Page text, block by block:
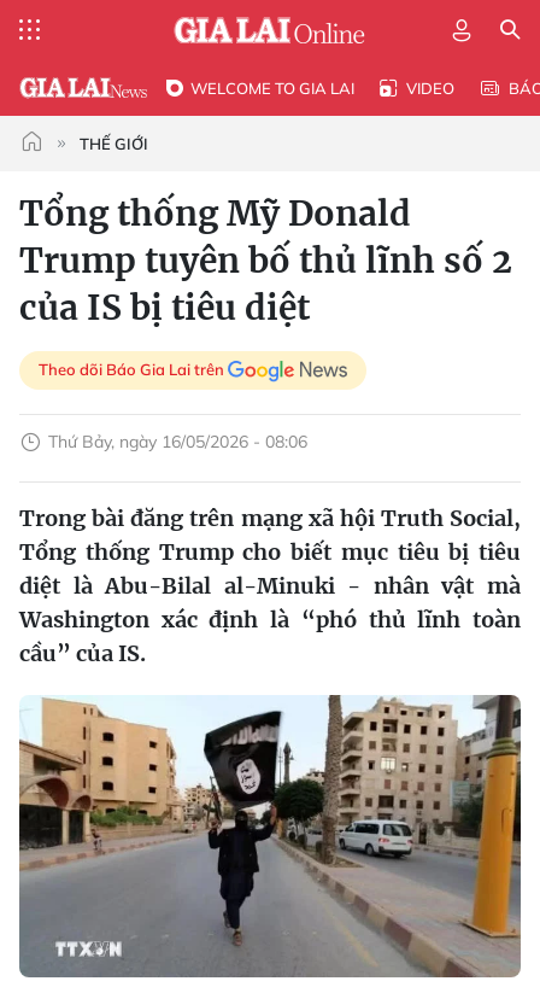
WELCOME TO GIA LAI VIDEO
THẾ GIỚI
Tổng thống Mỹ Donald
Trump tuyên bố thủ lĩnh số 2
của IS bị tiêu diệt
Theo dõi Báo Gia Lai trên
Thứ Bảy, ngày 16/05/2026 - 08:06
Trong bài đăng trên mạng xã hội Truth Social,
Tổng thống Trump cho biết mục tiêu bị tiêu
diệt là Abu-Bilal al-Minuki - nhân vật mà
Washington xác định là “phó thủ lĩnh toàn
cầu” của IS.